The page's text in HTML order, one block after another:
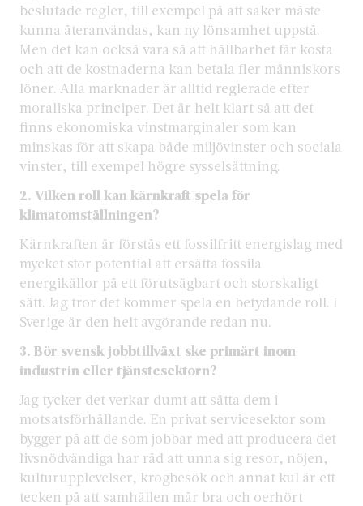
beslutade regler, till exempel på att saker måste
kunna återanvändas, kan ny lönsamhet uppstå.
Men det kan också vara så att hållbarhet får kosta
och att de kostnaderna kan betala fler människors
löner. Alla marknader är alltid reglerade efter
moraliska principer. Det är helt klart så att det
finns ekonomiska vinstmarginaler som kan
minskas för att skapa både miljövinster och sociala
vinster, till exempel högre sysselsättning.
2. Vilken roll kan kärnkraft spela för
klimatomställningen?
Kärnkraften är förstås ett fossilfritt energislag med
mycket stor potential att ersätta fossila
energikällor på ett förutsägbart och storskaligt
sätt. Jag tror det kommer spela en betydande roll. I
Sverige är den helt avgörande redan nu.
3. Bör svensk jobbtillväxt ske primärt inom
industrin eller tjänstesektorn?
Jag tycker det verkar dumt att sätta dem i
motsatsförhållande. En privat servicesektor som
bygger på att de som jobbar med att producera det
livsnödvändiga har råd att unna sig resor, nöjen,
kulturupplevelser, krogbesök och annat kul är ett
tecken på att samhällen mår bra och oerhört